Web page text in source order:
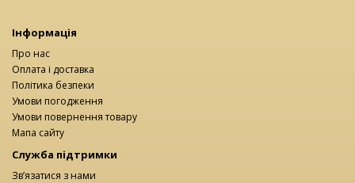
Інформація
Про нас
Оплата і доставка
Політика безпеки
Умови погодження
Умови повернення товару
Мапа сайту
Служба підтримки
Зв’язатися з нами